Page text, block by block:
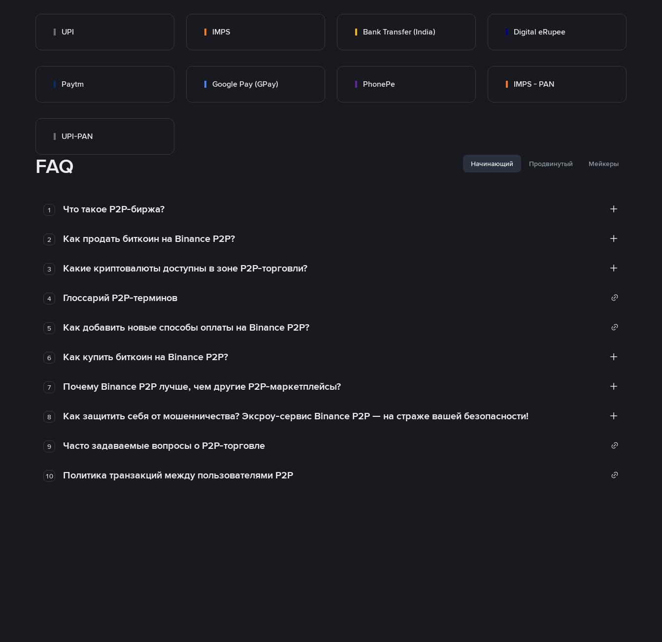
UPI IMPS Bank Transfer (India) Digital eRupee
Paytm Google Pay (GPay) PhonePe IMPS - PAN
UPI-PAN
FAQ Начинающий Продвинутый Мейкеры
1 Что такое P2P-биржа?
2 Как продать биткоин на Binance P2P?
3 Какие криптовалюты доступны в зоне P2P-торговли?
4 Глоссарий P2P-терминов
5 Как добавить новые способы оплаты на Binance P2P?
6 Как купить биткоин на Binance P2P?
7 Почему Binance P2P лучше, чем другие P2P-маркетплейсы?
8 Как защитить себя от мошенничества? Эксроу-сервис Binance P2P — на страже вашей безопасности!
9 Часто задаваемые вопросы о P2P-торговле
10 Политика транзакций между пользователями P2P